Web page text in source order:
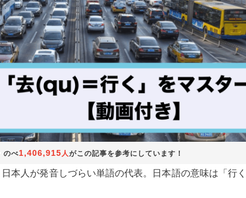
のべ1,406,915人がこの記事を参考にしています！
本人が発音しづらい単語の代表。日本語の意味は「行く